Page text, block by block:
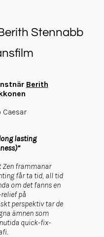
Stennabb
Berith
lasting
Zen frammanar
får ta tid, all tid
om det fanns en
på
perspektiv tar de
ämnen som
quick-fix-